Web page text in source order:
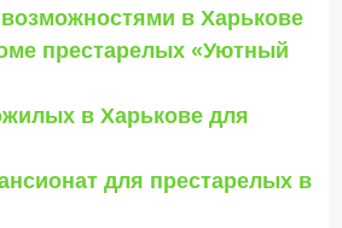
в Харькове
престарелых «Уютный
в Харькове для
для престарелых в